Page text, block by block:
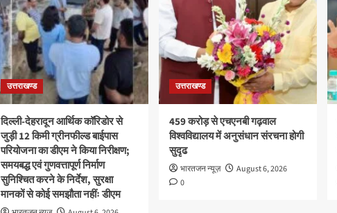
उत्तराखण्ड
दिल्ली-देहरादून आर्थिक कॉरिडोर से
जुड़ी 12 किमी ग्रीनफील्ड बाईपास
परियोजना का डीएम ने किया निरीक्षण;
समयबद्ध एवं गुणवत्तापूर्ण निर्माण
सुनिश्चित करने के निर्देश, सुरक्षा
मानकों से कोई समझौता नहींः डीएम
उत्तराखण्ड
459 करोड़ से एचएनबी गढ़वाल
विश्वविद्यालय में अनुसंधान संरचना होगी
सुदृढ
भारतजन न्यूज़
August 6, 2026
0